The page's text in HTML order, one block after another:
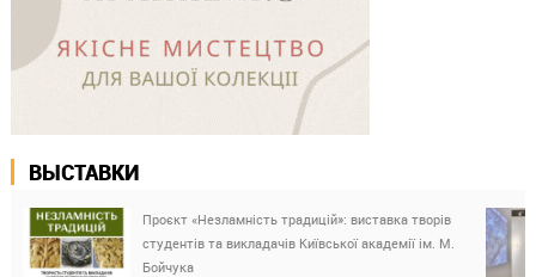
ВЫСТАВКИ
Проєкт «Незламність традицій»: виставка творів
студентів та викладачів Київської академії ім. М.
Бойчука